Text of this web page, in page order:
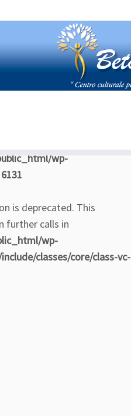
è
. Il caricamento della
è stato attivato troppo
di un codice nel plugin o nel
traduzioni dovrebbero
wp-
6131
is deprecated. This
further calls in
wp-
classes/core/class-vc-